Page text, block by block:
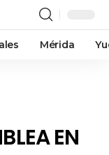
Mérida
EN